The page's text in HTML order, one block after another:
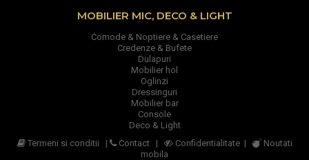
MOBILIER MIC, DECO & LIGHT
Comode & Noptiere & Casetiere
Credenze & Bufete
Dulapuri
Mobilier hol
Oglinzi
Dressinguri
Mobilier bar
Console
Deco & Light
Termeni si conditii | Contact| Confidentialitate|
Noutati
mobila